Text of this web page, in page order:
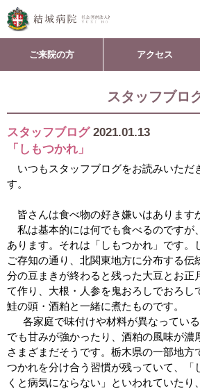
ご来院の方 アクセス
スタッフブロ
スタッフブログ 2021.01.13
「しもつかれ」
いつもスタッフブログをお読みいただ
す。
皆さんは食べ物の好き嫌いはあります
私は基本的には何でも食べるのですが
あります。それは「しもつかれ」です。
ご存知の通り、北関東地方に分布する伝
分の豆まきが終わると残った大豆とお正
て作り、大根・人参を鬼おろしでおろし
鮭の頭・酒粕と一緒に煮たものです。
各家庭で味付けや材料が異なってい
でも甘みが強かったり、酒粕の風味が濃
さまざまだそうです。栃木県の一部地方
つかれを分け合う習慣が残っていて、「
くと病気にならない」といわれていたり